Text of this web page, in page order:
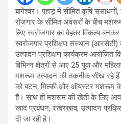
बागेश्वर। पहाड़ में सीमित कृषि
रोजगार के सीमित अवसरों के बीच
लिए स्वरोजगार का बेहतर विकल्प
स्वरोजगार प्रशिक्षण संस्थान
उत्पादन प्रशिक्षण कार्यक्रम आयोजित
विभिन्न क्षेत्रों से आए 25 युवा और
मशरूम उत्पादन की तकनीक सीख रहे हैं।
को बटन, मिल्की और ऑयस्टर मशरूम के
हैं। साथ ही मशरूम की खेती के लिए
खाद प्रबंधन, रखरखाव, उत्पादन
दी जा रही है।